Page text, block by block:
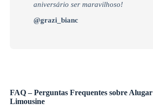
aniversário ser maravilhoso!
@grazi_bianc
FAQ – Perguntas Frequentes sobre Alugar
Limousine